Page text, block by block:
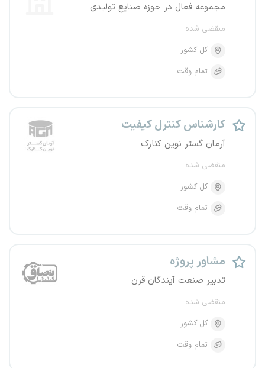
مجموعه فعال در حوزه صنایع تولیدی
منقضی شده
کل کشور
تمام وقت
کارشناس کنترل کیفیت
آرمان گستر نوین کنارک
منقضی شده
کل کشور
تمام وقت
مشاور پروژه
تدبیر صنعت آیندگان قرن
منقضی شده
کل کشور
تمام وقت